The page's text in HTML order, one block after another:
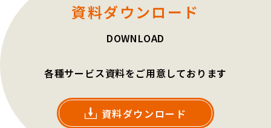
資料ダウンロード
DOWNLOAD
各種サービス資料をご用意しております
資料ダウンロード